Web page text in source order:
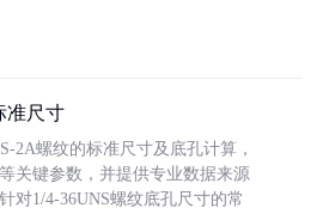
准尺寸
2A螺纹的标准尺寸及底孔计算，
关键参数，并提供专业数据来源
对1/4-36UNS螺纹底孔尺寸的常